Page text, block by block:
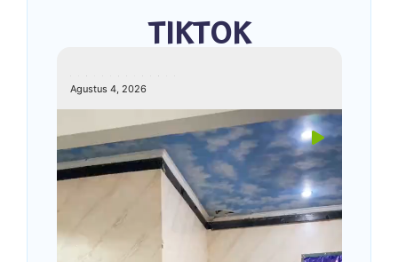
TIKTOK
Agustus 4, 2026